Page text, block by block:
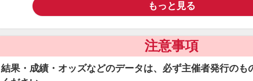
もっと見る
注意事項
結果・成績・オッズなどのデータは、必ず主催者発行のも